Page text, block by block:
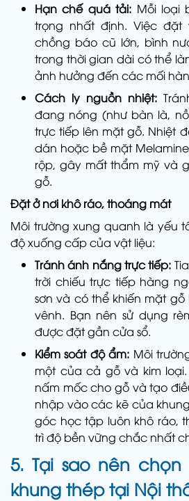
Hạn chế quá tải: Mỗi loại
trọng nhất định. Việc
chồng báo cũ lớn, bình
trong thời gian dài có thể
ảnh hưởng đến các mối
Cách ly nguồn nhiệt:
đang nóng (như bàn là,
trực tiếp lên mặt gỗ. Nhiệt
dán hoặc bề mặt
rộp, gây mất thẩm mỹ và
gỗ.
Đặt ở nơi khô ráo, thoáng mát
Môi trường xung quanh là yếu
độ xuống cấp của vật liệu:
Tránh ánh nắng trực tiếp:
trời chiếu trực tiếp hàng
sơn và có thể khiến mặt
vênh. Bạn nên sử dụng
được đặt gần cửa sổ.
Kiểm soát độ ẩm: Môi
một của cả gỗ và kim
nấm mốc cho gỗ và tạo
nhập vào các kẽ của
góc học tập luôn khô ráo,
trì độ bền vững chắc nhất
5. Tại sao nên
khung thép tại Nội